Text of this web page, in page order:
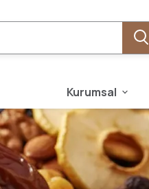
Kurumsal